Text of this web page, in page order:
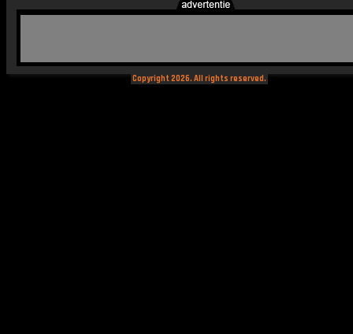
Copyright 2026. All rights reserved.